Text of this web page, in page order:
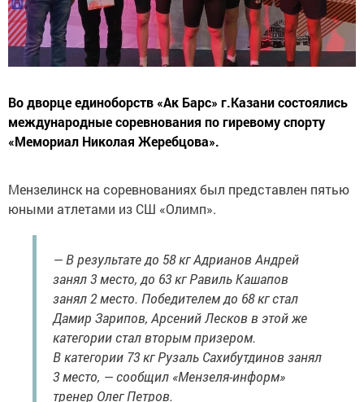
Во дворце единоборств «Ак Барс» г.Казани состоялись
международные соревнования по гиревому спорту
«Мемориал Николая Жеребцова».
Мензелинск на соревнованиях был представлен пятью
юными атлетами из СШ «Олимп».
— В результате до 58 кг Адрианов Андрей
занял 3 место, до 63 кг Равиль Кашапов
занял 2 место. Победителем до 68 кг стал
Дамир Зарипов, Арсений Лесков в этой же
категории стал вторым призером.
В категории 73 кг Рузаль Сахибутдинов занял
3 место, — сообщил «Мензеля-информ»
тренер Олег Петров.